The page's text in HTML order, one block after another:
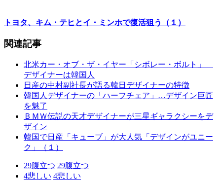
トヨタ、キム・テヒとイ・ミンホで復活狙う（１）
関連記事
北米カー・オブ・ザ・イヤー「シボレー・ボルト」
デザイナーは韓国人
日産の中村副社長が語る韓日デザイナーの特徴
韓国人デザイナーの「ハーフチェア」…デザイン巨匠
を魅了
ＢＭＷ伝説の天才デザイナーが三星ギャラクシーをデ
ザイン
韓国で日産「キューブ」が大人気「デザインがユニー
ク」（１）
29腹立つ 29腹立つ
4悲しい 4悲しい